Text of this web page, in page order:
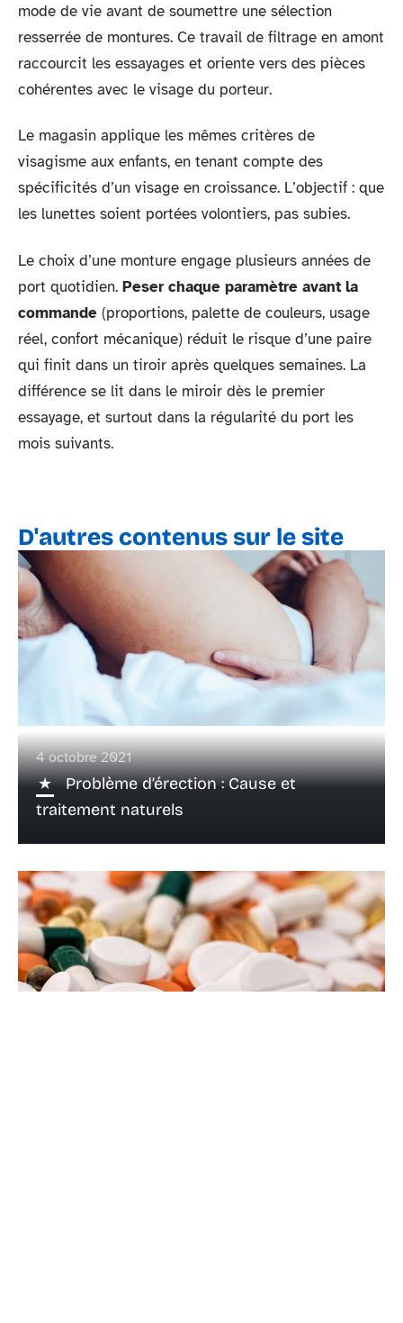
mode de vie avant de soumettre une sélection
resserrée de montures. Ce travail de filtrage en amont
raccourcit les essayages et oriente vers des pièces
cohérentes avec le visage du porteur.
Le magasin applique les mêmes critères de
visagisme aux enfants, en tenant compte des
spécificités d’un visage en croissance. L’objectif : que
les lunettes soient portées volontiers, pas subies.
Le choix d’une monture engage plusieurs années de
port quotidien. Peser chaque paramètre avant la
commande (proportions, palette de couleurs, usage
réel, confort mécanique) réduit le risque d’une paire
qui finit dans un tiroir après quelques semaines. La
différence se lit dans le miroir dès le premier
essayage, et surtout dans la régularité du port les
mois suivants.
D'autres contenus sur le site
4 octobre 2021
Problème d’érection : Cause et
traitement naturels